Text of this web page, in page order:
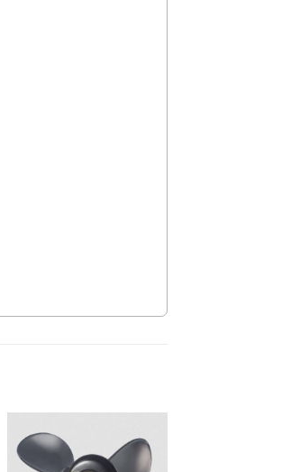
Auf die
Wunschliste